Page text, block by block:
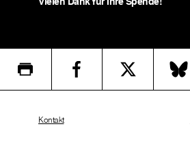
Kontakt